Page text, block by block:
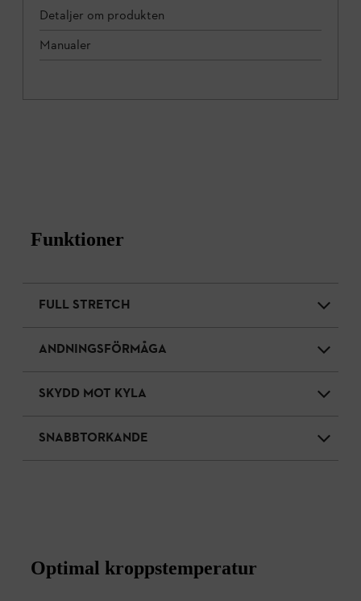
Detaljer om produkten
Manualer
Funktioner
FULL STRETCH
ANDNINGSFÖRMÅGA
SKYDD MOT KYLA
SNABBTORKANDE
Optimal kroppstemperatur